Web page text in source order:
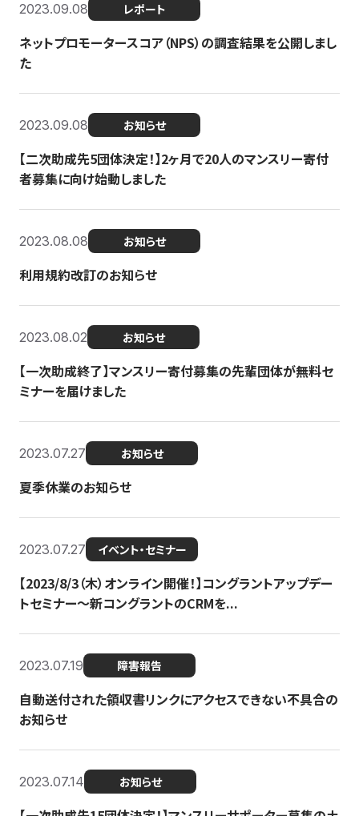
2023.09.08 レポート
ネットプロモータースコア（NPS）の調査結果を公開しまし
た
2023.09.08 お知らせ
【二次助成先5団体決定！】2ヶ月で20人のマンスリー寄付
者募集に向け始動しました
2023.08.08 お知らせ
利用規約改訂のお知らせ
2023.08.02 お知らせ
【一次助成終了】マンスリー寄付募集の先輩団体が無料セ
ミナーを届けました
2023.07.27 お知らせ
夏季休業のお知らせ
2023.07.27 イベント・セミナー
【2023/8/3（木）オンライン開催！】コングラントアップデー
トセミナー〜新コングラントのCRMを...
2023.07.19 障害報告
自動送付された領収書リンクにアクセスできない不具合の
お知らせ
2023.07.14 お知らせ